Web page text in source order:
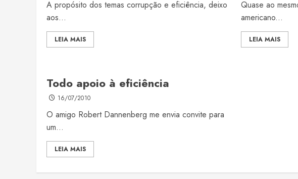
A propósito dos temas corrupção e eficiência, deixo
aos...
LEIA MAIS
Quase ao
americano...
LEIA MAIS
Todo apoio à eficiência
16/07/2010
O amigo Robert Dannenberg me envia convite para
um...
LEIA MAIS